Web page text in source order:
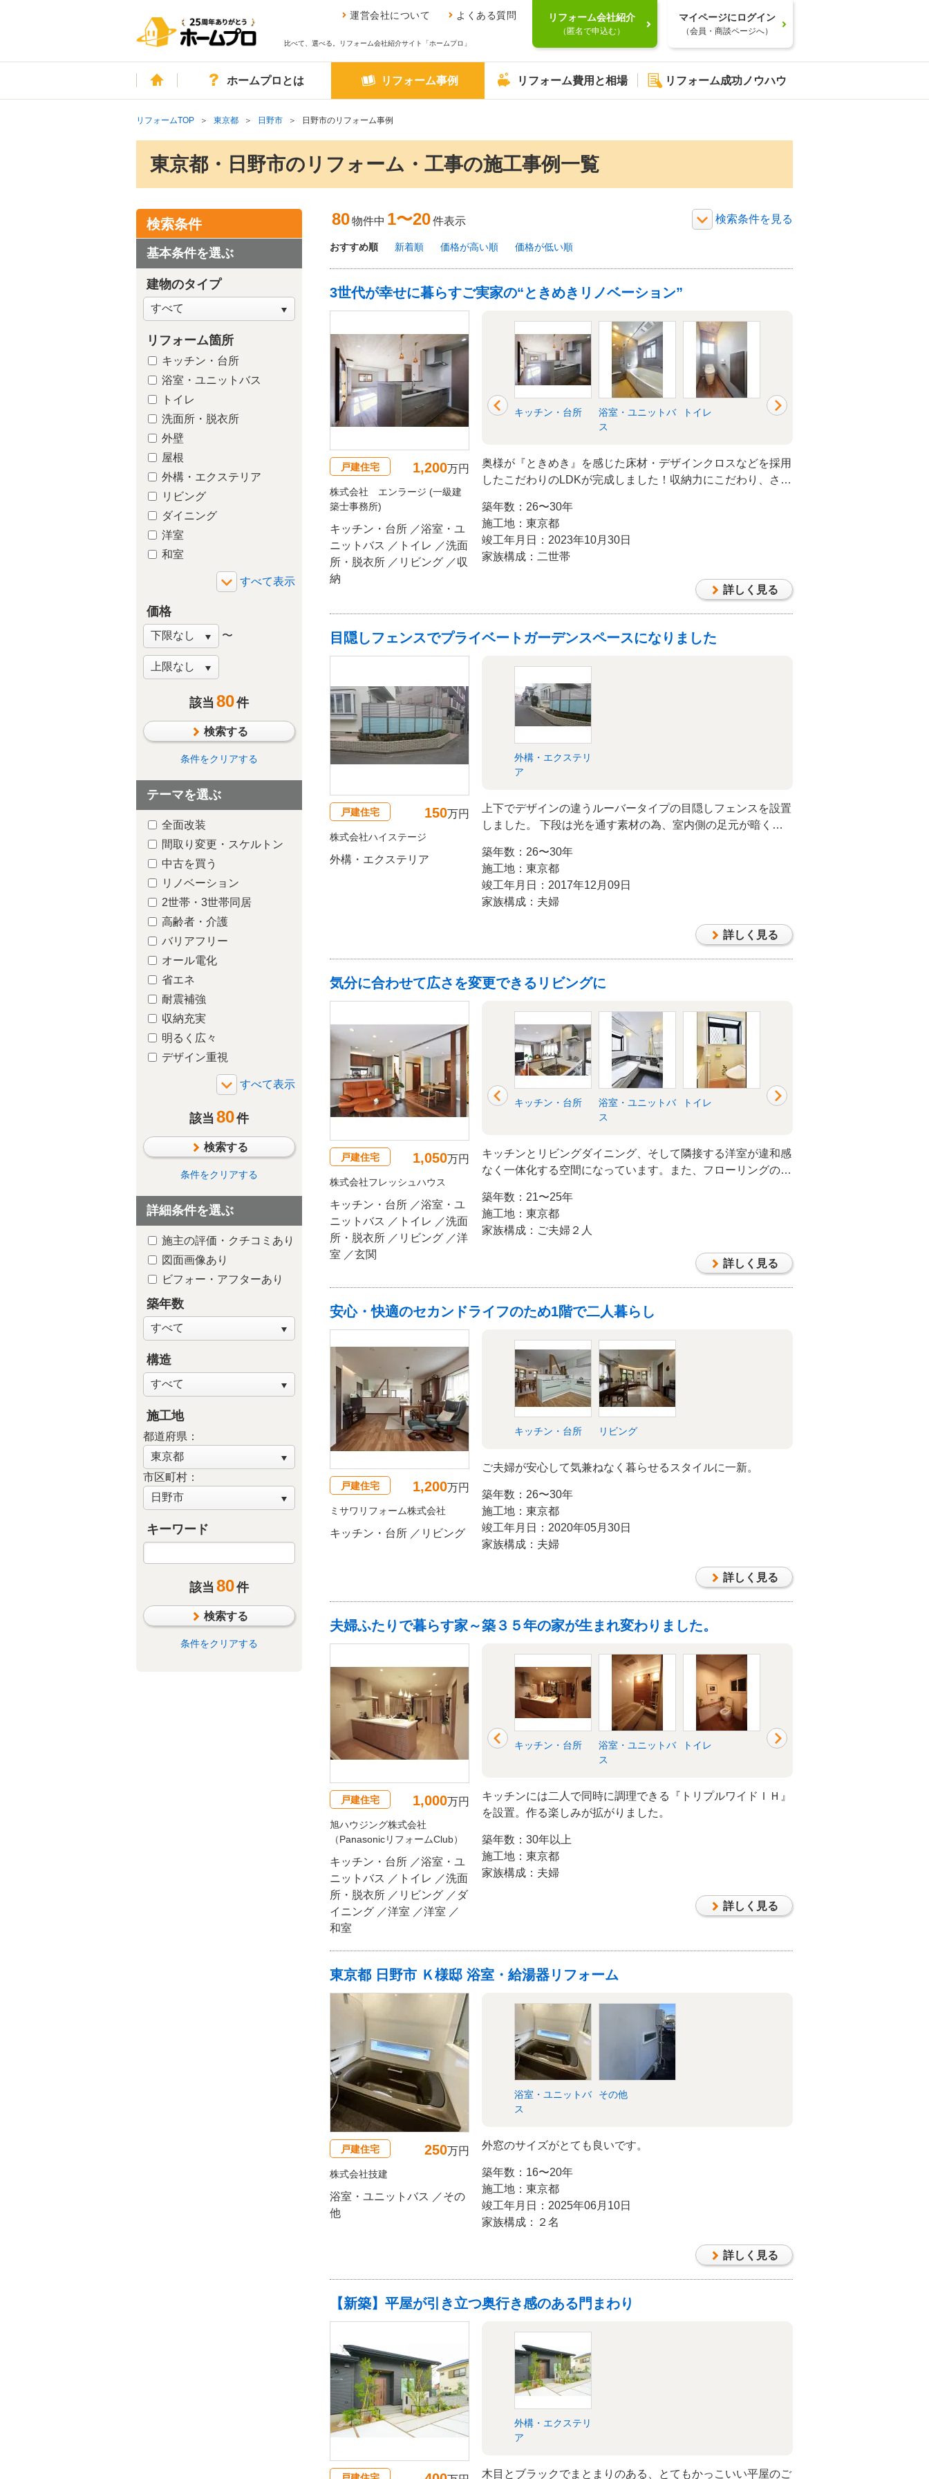
運営会社について よくある質問
比べて、選べる。リフォーム会社紹介サイト「ホームプロ」
リフォーム会社紹介
（匿名で申込む）
マイページにログイン
（会員・商談ページへ）
ホームホームプロとは リフォーム事例 リフォーム費用と相場 リフォーム成功ノウハウ
リフォームTOP 東京都 日野市 日野市のリフォーム事例
東京都・日野市のリフォーム・工事の施工事例一覧
検索条件
基本条件を選ぶ
建物のタイプ
リフォーム箇所
キッチン・台所
浴室・ユニットバス
トイレ
洗面所・脱衣所
外壁
屋根
外構・エクステリア
リビング
ダイニング
洋室
和室
バルコニー・ベランダ
庭・ガーデニング
階段
窓・サッシ
その他
価格
〜
該当 80件
検索する
条件をクリアする
テーマを選ぶ
全面改装
間取り変更・スケルトン
中古を買う
リノベーション
2世帯・3世帯同居
高齢者・介護
バリアフリー
オール電化
省エネ
耐震補強
収納充実
明るく広々
デザイン重視
増築・減築
断熱・気密
太陽光発電/太陽熱利用
シックハウス対策
防水・雨漏り対策
防犯対策
趣味や嗜好を中心に
該当 80件
検索する
条件をクリアする
詳細条件を選ぶ
施主の評価・クチコミあり
図面画像あり
ビフォー・アフターあり
築年数
構造
施工地
都道府県：
市区町村：
キーワード
該当 80件
検索する
条件をクリアする
80物件中 1〜20件表示
検索条件 施工地： 東京都
おすすめ順 新着順 価格が高い順 価格が低い順
3世代が幸せに暮らすご実家の“ときめきリノベーション”
戸建住宅 1,200万円
株式会社 エンラージ (一級建
築士事務所)
キッチン・台所 ／浴室・ユ
ニットバス ／トイレ ／洗面
所・脱衣所 ／リビング ／収
納
リビング 収納 キッチン・台所
浴室・ユニットバ
ス
トイレ 洗面所・脱衣所
奥様が『ときめき』を感じた床材・デザインクロスなどを採用
したこだわりのLDKが完成しました！収納力にこだわり、さら
築年数：26〜30年
施工地：東京都
竣工年月日：2023年10月30日
家族構成：二世帯
詳しく見る
目隠しフェンスでプライベートガーデンスペースになりました
戸建住宅 150万円
株式会社ハイステージ
外構・エクステリア
外構・エクステリ
ア
上下でデザインの違うルーバータイプの目隠しフェンスを設置
しました。 下段は光を通す素材の為、室内側の足元が暗くな
した。
築年数：26〜30年
施工地：東京都
竣工年月日：2017年12月09日
家族構成：夫婦
詳しく見る
気分に合わせて広さを変更できるリビングに
戸建住宅 1,050万円
株式会社フレッシュハウス
キッチン・台所 ／浴室・ユ
ニットバス ／トイレ ／洗面
所・脱衣所 ／リビング ／洋
室 ／玄関
洋室 玄関 キッチン・台所
浴室・ユニットバ
ス
トイレ 洗面所・脱衣所
キッチンとリビングダイニング、そして隣接する洋室が違和感
なく一体化する空間になっています。また、フローリングの色
築年数：21〜25年
施工地：東京都
家族構成：ご夫婦２人
詳しく見る
安心・快適のセカンドライフのため1階で二人暮らし
戸建住宅 1,200万円
ミサワリフォーム株式会社
キッチン・台所 ／リビング
キッチン・台所 リビング
ご夫婦が安心して気兼ねなく暮らせるスタイルに一新。
築年数：26〜30年
施工地：東京都
竣工年月日：2020年05月30日
家族構成：夫婦
詳しく見る
夫婦ふたりで暮らす家～築３５年の家が生まれ変わりました。
戸建住宅 1,000万円
旭ハウジング株式会社
（PanasonicリフォームClub）
キッチン・台所 ／浴室・ユ
ニットバス ／トイレ ／洗面
所・脱衣所 ／リビング ／ダ
イニング ／洋室 ／洋室 ／
和室
洋室 キッチン・台所
浴室・ユニットバ
ス
トイレ 洗面所・脱衣所
キッチンには二人で同時に調理できる『トリプルワイドＩＨ』
を設置。作る楽しみが拡がりました。
築年数：30年以上
施工地：東京都
家族構成：夫婦
詳しく見る
東京都 日野市 Ｋ様邸 浴室・給湯器リフォーム
戸建住宅 250万円
株式会社技建
浴室・ユニットバス ／その
他
浴室・ユニットバ
ス
その他
外窓のサイズがとても良いです。
築年数：16〜20年
施工地：東京都
竣工年月日：2025年06月10日
家族構成：２名
詳しく見る
【新築】平屋が引き立つ奥行き感のある門まわり
外構・エクステリ
ア
木目とブラックでまとまりのある、とてもかっこいい平屋のご